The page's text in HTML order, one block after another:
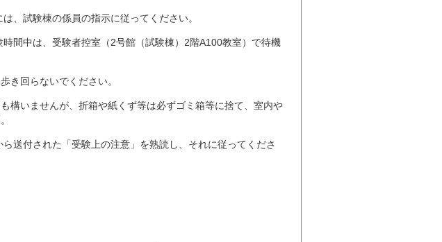
、試験棟の係員の指示に従ってください。
間中は、受験者控室（2号館（試験棟）2階A100教室）で待機
き回らないでください。
構いませんが、折箱や紙くず等は必ずゴミ箱等に捨て、室内や
送付された「受験上の注意」を熟読し、それに従ってくださ